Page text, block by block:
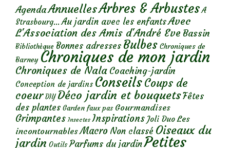
AgendaAnnuellesArbres & Arbustes A
Strasbourg... Au jardin avec les enfantsAvec
L'Association des Amis d'André Eve Bassin
Bibliothèque Bonnes adresses Bulbes Chroniques de
Barney Chroniques de mon jardin
Chroniques de Nala Coaching-jardin
Conception de jardins ConseilsCoups de
coeur DIY Déco jardin et bouquetsFêtes
des plantes Garden faux pas Gourmandises
Grimpantes Insectes Inspirations Joli Duo Les
incontournables Macro Non classé Oiseaux du
jardin Outils Parfums du jardinPetites